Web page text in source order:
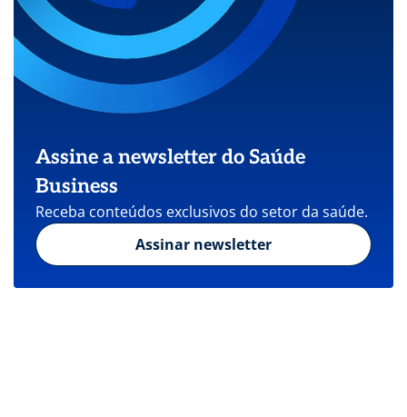
Assine a newsletter do Saúde
Business
Receba conteúdos exclusivos do setor da saúde.
Assinar newsletter